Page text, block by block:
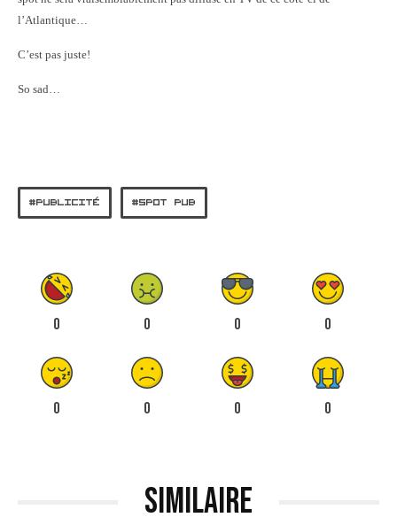
l’Atlantique…
C’est pas juste!
So sad…
PUBLICITÉ SPOT PUB
0 0 0 0
0 0 0 0
Similaire